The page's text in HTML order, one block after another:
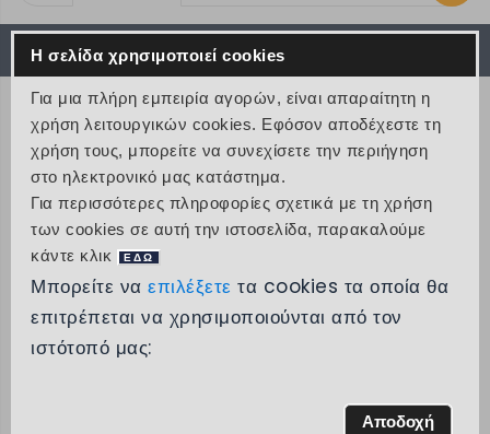
€ 0
MENU
ΠΡΟΪΟΝΤΑ
> Προϊόντα > Γράφω και Ζωγραφίζω
>
Γόμες και Ξύστρες
Κατηγορίες
Μάρκα
Η σελίδα χρησιμοποιεί cookies
Για μια πλήρη εμπειρία αγορών, είναι απαραίτητη η
χρήση λειτουργικών cookies. Εφόσον αποδέχεστε τη
χρήση τους, μπορείτε να συνεχίσετε την περιήγηση
στο ηλεκτρονικό μας κατάστημα.
Για περισσότερες πληροφορίες σχετικά με τη χρήση
των cookies σε αυτή την ιστοσελίδα, παρακαλούμε
κάντε κλικ
ΕΔΩ
Μπορείτε να επιλέξετετα cookies τα οποία θα
επιτρέπεται να χρησιμοποιούνται από τον
ιστότοπό μας:
Αποδοχή